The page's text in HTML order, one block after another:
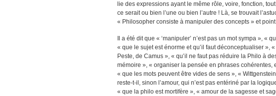
lie des expressions ayant le même rôle, voire, fonction,
ce serait ou bien l’une ou bien l’autre ! Là, se trouvait
« Philosopher consiste à manipuler des concepts » et
Il a été dit que « ‘manipuler’ n’est pas un mot sympa », «
« que le sujet est énorme et qu’il faut déconceptualiser »,
Peste, de Camus », « qu’il ne faut pas réduire la Philo à
mémoire », « organiser la pensée en phrases cohérentes,
« que les mots peuvent être vides de sens », «
reste-t-il, sinon l’amour, qui n’est pas entériné par la
« que la philo est mortifère », « amour de la sagesse et